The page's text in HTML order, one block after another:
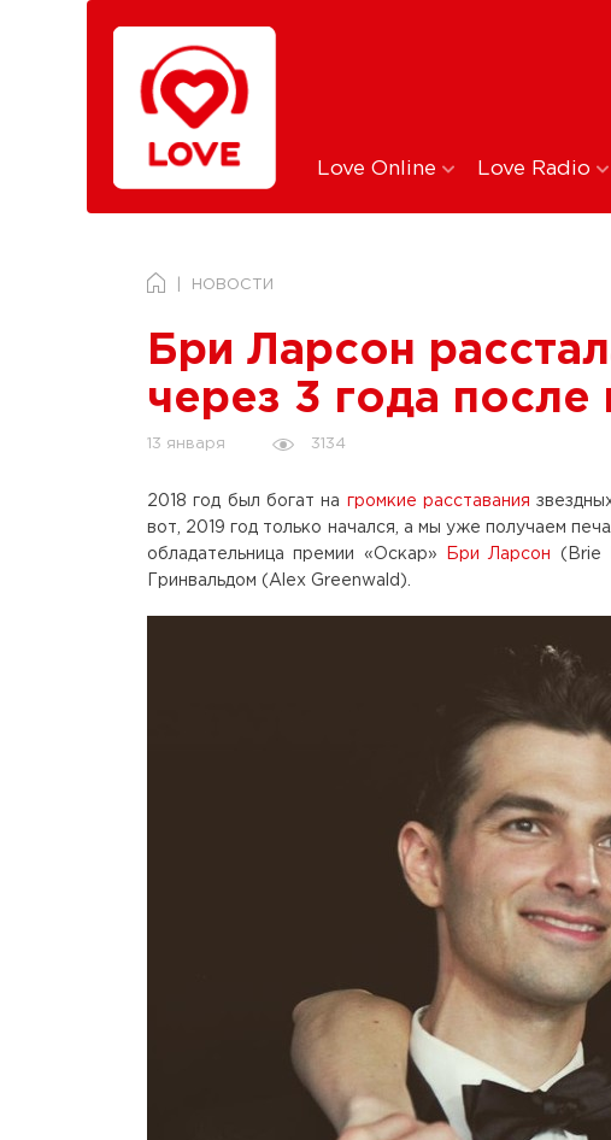
Love Online Love Radio
НОВОСТИ
Бри Ларсон
через 3 года после
13 января 3134
2018 год был богат на громкие расставания
вот, 2019 год только начался, а мы уже получаем
обладательница премии «Оскар»
Бри Ларсон
(Brie
Гринвальдом (Alex Greenwald).